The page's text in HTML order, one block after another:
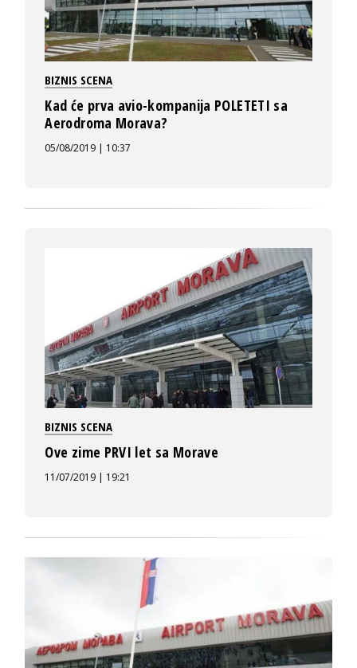
BIZNIS SCENA
Kad će prva avio-kompanija POLETETI sa
Aerodroma Morava?
05/08/2019 | 10:37
BIZNIS SCENA
Ove zime PRVI let sa Morave
11/07/2019 | 19:21